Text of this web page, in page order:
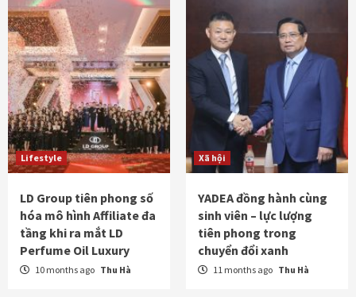
Lifestyle
LD Group tiên phong số
hóa mô hình Affiliate đa
tầng khi ra mắt LD
Perfume Oil Luxury
10 months ago Thu Hà
Xã hội
YADEA đồng hành cùng
sinh viên – lực lượng
tiên phong trong
chuyển đổi xanh
11 months ago Thu Hà